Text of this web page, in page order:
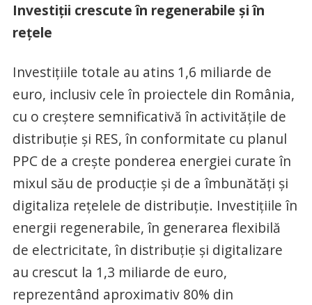
Investiții crescute în regenerabile și în
rețele
Investițiile totale au atins 1,6 miliarde de
euro, inclusiv cele în proiectele din România,
cu o creștere semnificativă în activitățile de
distribuție și RES, în conformitate cu planul
PPC de a crește ponderea energiei curate în
mixul său de producție și de a îmbunătăți și
digitaliza rețelele de distribuție. Investițiile în
energii regenerabile, în generarea flexibilă
de electricitate, în distribuție și digitalizare
au crescut la 1,3 miliarde de euro,
reprezentând aproximativ 80% din